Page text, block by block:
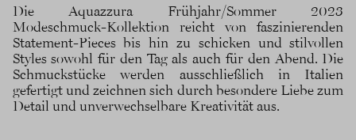
Die Aquazzura Frühjahr/Sommer 2023
Modeschmuck-Kollektion reicht von faszinierenden
Statement-Pieces bis hin zu schicken und stilvollen
Styles sowohl für den Tag als auch für den Abend. Die
Schmuckstücke werden ausschließlich in Italien
gefertigt und zeichnen sich durch besondere Liebe zum
Detail und unverwechselbare Kreativität aus.